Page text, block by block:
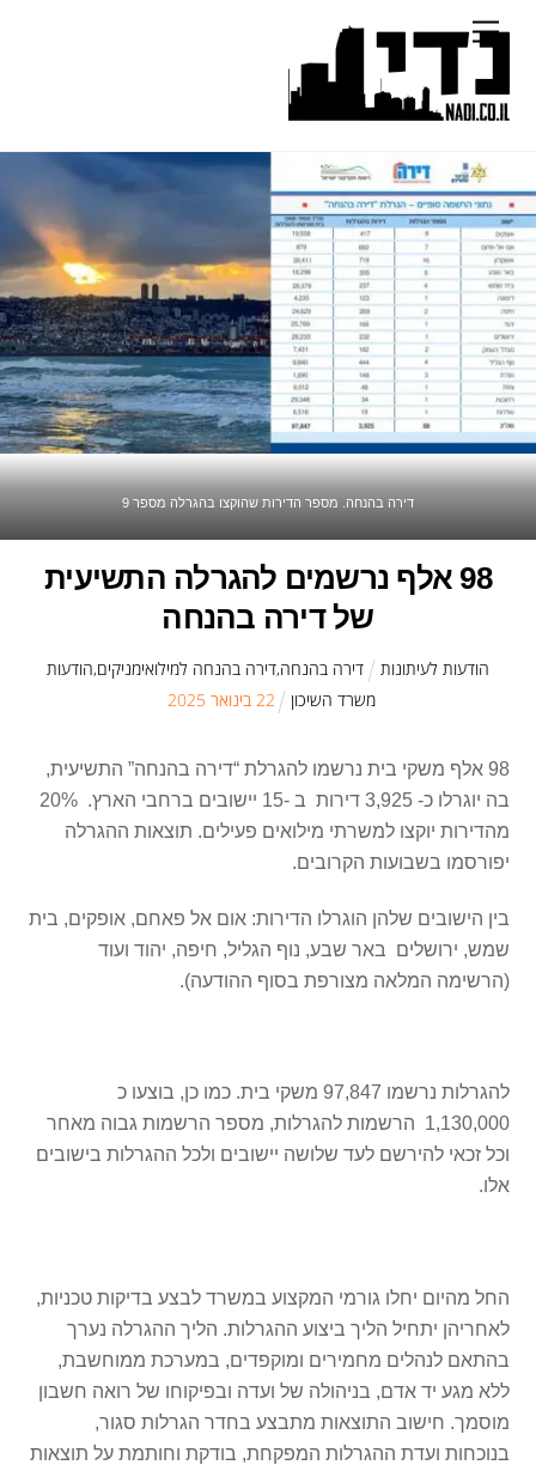
content
Menu
דירה בהנחה. מספר הדירות שהוקצו בהגרלה מספר 9
98 אלף נרשמים להגרלה התשיעית
של דירה בהנחה
הודעות לעיתונות דירה בהנחה,דירה בהנחה למילואימניקים,הודעות
משרד השיכון
22 בינואר 2025
98 אלף משקי בית נרשמו להגרלת “דירה בהנחה” התשיעית,
בה יוגרלו כ- 3,925 דירות ב -15 יישובים ברחבי הארץ. 20%
מהדירות יוקצו למשרתי מילואים פעילים. תוצאות ההגרלה
יפורסמו בשבועות הקרובים.
בין הישובים שלהן הוגרלו הדירות: אום אל פאחם, אופקים, בית
שמש, ירושלים באר שבע, נוף הגליל, חיפה, יהוד ועוד
(הרשימה המלאה מצורפת בסוף ההודעה).
להגרלות נרשמו 97,847 משקי בית. כמו כן, בוצעו כ
1,130,000 הרשמות להגרלות, מספר הרשמות גבוה מאחר
וכל זכאי להירשם לעד שלושה יישובים ולכל ההגרלות בישובים
אלו.
החל מהיום יחלו גורמי המקצוע במשרד לבצע בדיקות טכניות,
לאחריהן יתחיל הליך ביצוע ההגרלות. הליך ההגרלה נערך
בהתאם לנהלים מחמירים ומוקפדים, במערכת ממוחשבת,
ללא מגע יד אדם, בניהולה של ועדה ובפיקוחו של רואה חשבון
מוסמך. חישוב התוצאות מתבצע בחדר הגרלות סגור,
בנוכחות ועדת ההגרלות המפקחת, בודקת וחותמת על תוצאות